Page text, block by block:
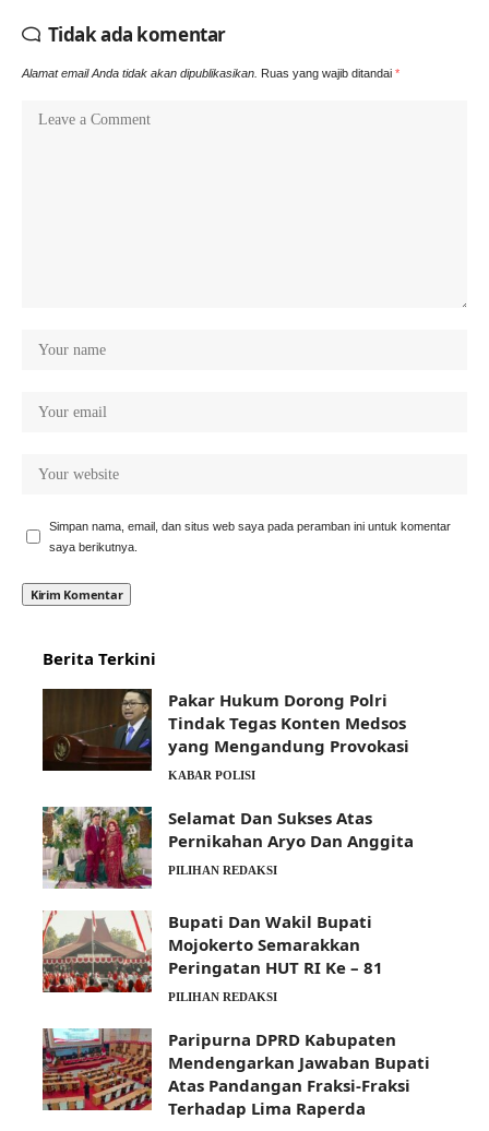
Tidak ada komentar
Alamat email Anda tidak akan dipublikasikan. Ruas yang wajib ditandai *
Simpan nama, email, dan situs web saya pada peramban ini untuk komentar
saya berikutnya.
Berita Terkini
Pakar Hukum Dorong Polri
Tindak Tegas Konten Medsos
yang Mengandung Provokasi
KABAR POLISI
Selamat Dan Sukses Atas
Pernikahan Aryo Dan Anggita
PILIHAN REDAKSI
Bupati Dan Wakil Bupati
Mojokerto Semarakkan
Peringatan HUT RI Ke – 81
PILIHAN REDAKSI
Paripurna DPRD Kabupaten
Mendengarkan Jawaban Bupati
Atas Pandangan Fraksi-Fraksi
Terhadap Lima Raperda